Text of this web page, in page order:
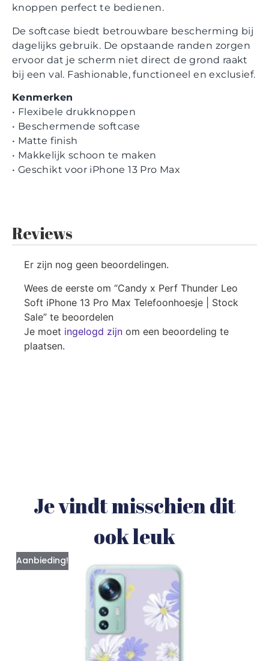
knoppen perfect te bedienen.
De softcase biedt betrouwbare bescherming bij
dagelijks gebruik. De opstaande randen zorgen
ervoor dat je scherm niet direct de grond raakt
bij een val. Fashionable, functioneel en exclusief.
Kenmerken
• Flexibele drukknoppen
• Beschermende softcase
• Matte finish
• Makkelijk schoon te maken
• Geschikt voor iPhone 13 Pro Max
Reviews
Er zijn nog geen beoordelingen.
Wees de eerste om “Candy x Perf Thunder Leo
Soft iPhone 13 Pro Max Telefoonhoesje | Stock
Sale” te beoordelen
Je moet ingelogd zijn om een beoordeling te
plaatsen.
Je vindt misschien dit
ook leuk
Aanbieding!